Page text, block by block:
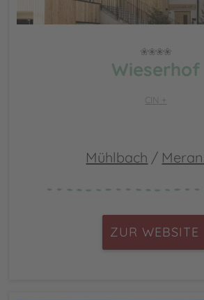
Wieserhof
CIN +
Mühlbach /
ZUR WEBSITE